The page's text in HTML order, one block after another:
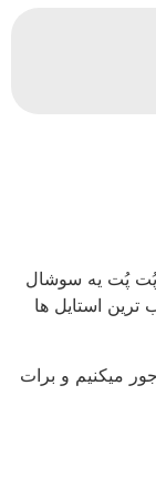
پُت پُت یه سوشال
استایل ها
میکنیم و برات